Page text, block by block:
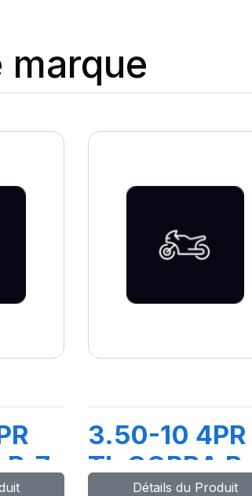
marque
R-7
3.50-10 4PR
TL COBRA
Détails du Produit